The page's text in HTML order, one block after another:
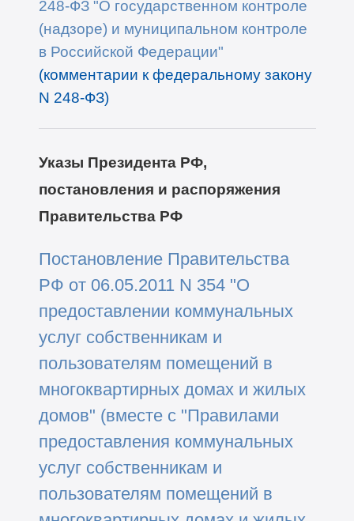
248-ФЗ "О государственном контроле
(надзоре) и муниципальном контроле
в Российской Федерации"
(комментарии к федеральному закону
N 248-ФЗ)
Указы Президента РФ,
постановления и распоряжения
Правительства РФ
Постановление Правительства
РФ от 06.05.2011 N 354 "О
предоставлении коммунальных
услуг собственникам и
пользователям помещений в
многоквартирных домах и жилых
домов" (вместе с "Правилами
предоставления коммунальных
услуг собственникам и
пользователям помещений в